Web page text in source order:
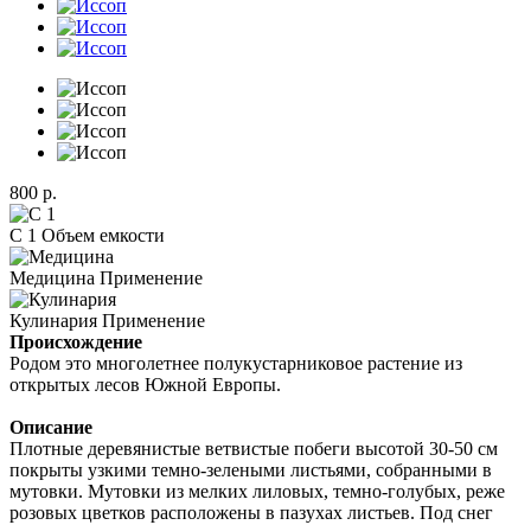
800 р.
C 1 Объем емкости
Медицина Применение
Кулинария Применение
Происхождение
Родом это многолетнее полукустарниковое растение из
открытых лесов Южной Европы.
Описание
Плотные деревянистые ветвистые побеги высотой 30-50 см
покрыты узкими темно-зелеными листьями, собранными в
мутовки. Мутовки из мелких лиловых, темно-голубых, реже
розовых цветков расположены в пазухах листьев. Под снег